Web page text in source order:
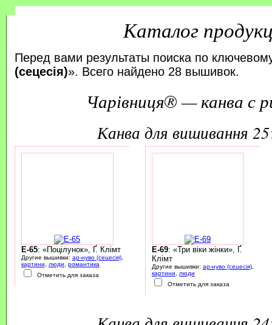
Каталог
Перед вами результаты поиска по
(сецесія)». Всего найдено 28 вышивок.
Чарівниця® — канва с
канва для вишивання
E-65: «Поцілунок», Ґ. Клімт
Другие вышивки: ар-нуво (сецесія),
картини
люди
романтика
Отметить для заказа
E-69: «Три віки жінки», Ґ.
Клімт
Другие вышивки: ар-нуво (сецесія),
картини
люди
Отметить для заказа